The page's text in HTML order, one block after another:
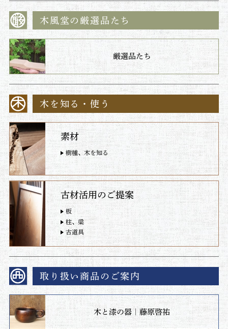
木風堂の厳選品たち
厳選品たち
木を知る・使う
素材
樹種、木を知る
古材活用のご提案
板
柱、梁
古道具
取り扱い商品のご案内
木と漆の器｜藤原啓祐